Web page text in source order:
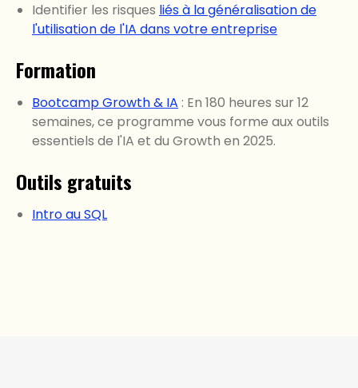
Identifier les risques liés à la généralisation de
l'utilisation de l'IA dans votre entreprise
Formation
Bootcamp Growth & IA : En 180 heures sur 12
semaines, ce programme vous forme aux outils
essentiels de l'IA et du Growth en 2025.
Outils gratuits
Intro au SQL